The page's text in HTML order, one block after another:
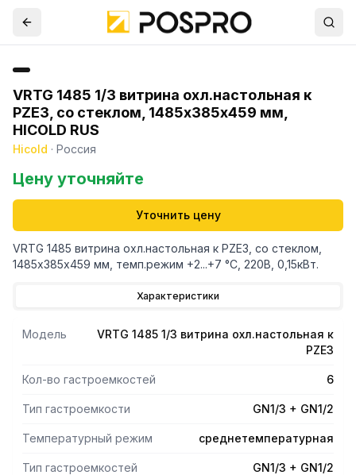
VRTG 1485 1/3 витрина охл.настольная к
PZE3, со стеклом, 1485х385х459 мм,
HICOLD RUS
Hicold · Россия
Цену уточняйте
Уточнить цену
VRTG 1485 витрина охл.настольная к PZE3, со стеклом,
1485х385х459 мм, темп.режим +2...+7 °С, 220В, 0,15кВт.
Характеристики
Модель
VRTG 1485 1/3 витрина охл.настольная к
PZE3
Кол-во гастроемкостей 6
Тип гастроемкости GN1/3 + GN1/2
Температурный режим среднетемпературная
Тип гастроемкостей GN1/3 + GN1/2